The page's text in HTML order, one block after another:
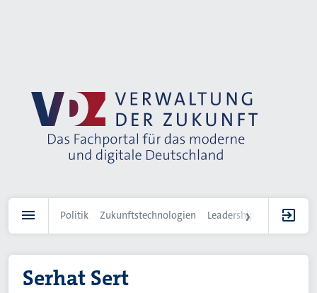
Politik Zukunftstechnologien Leadership IT-
Serhat Sert